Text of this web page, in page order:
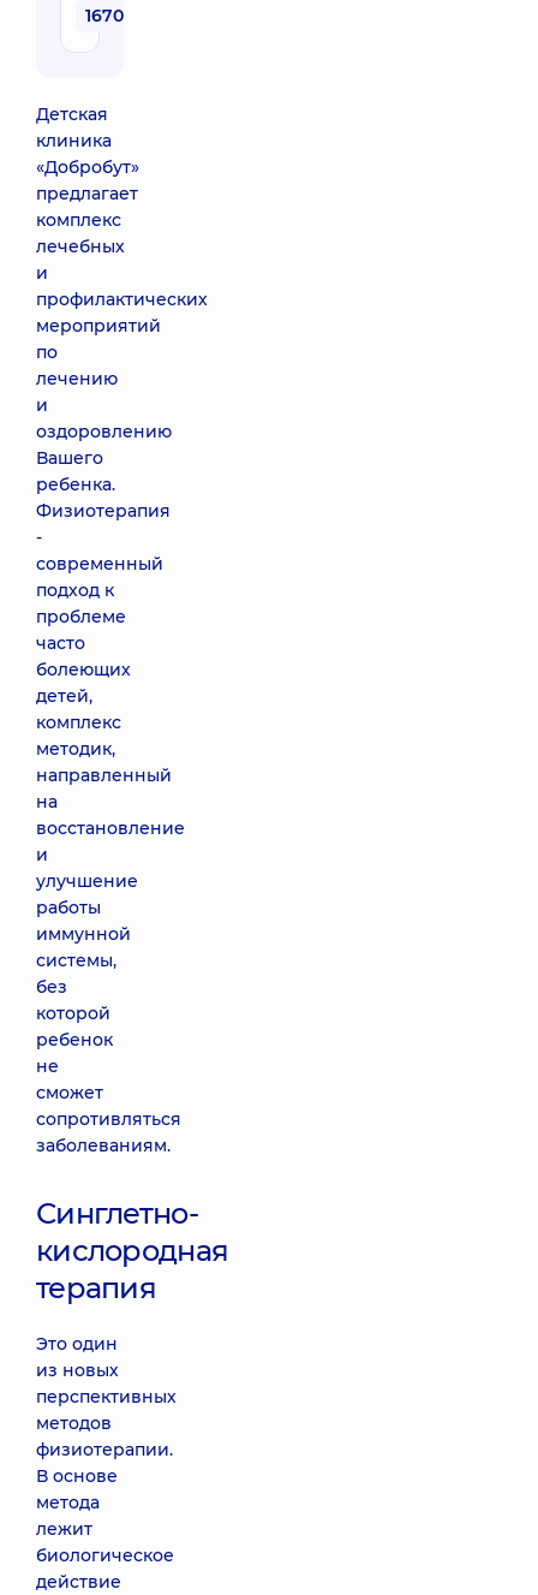
1670 грн
Детская
клиника
«Добробут»
предлагает
комплекс
лечебных
и
профилактических
мероприятий
по
лечению
и
оздоровлению
Вашего
ребенка.
Физиотерапия
-
современный
подход к
проблеме
часто
болеющих
детей,
комплекс
методик,
направленный
на
восстановление
и
улучшение
работы
иммунной
системы,
без
которой
ребенок
не
сможет
сопротивляться
заболеваниям.
Синглетно-
кислородная
терапия
Это один
из новых
перспективных
методов
физиотерапии.
В основе
метода
лежит
биологическое
действие